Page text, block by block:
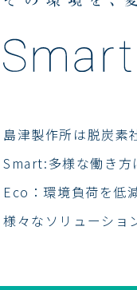
島津製作所は脱炭素
Smart:多様な働き方
Eco：環境負荷を低
様々なソリューショ